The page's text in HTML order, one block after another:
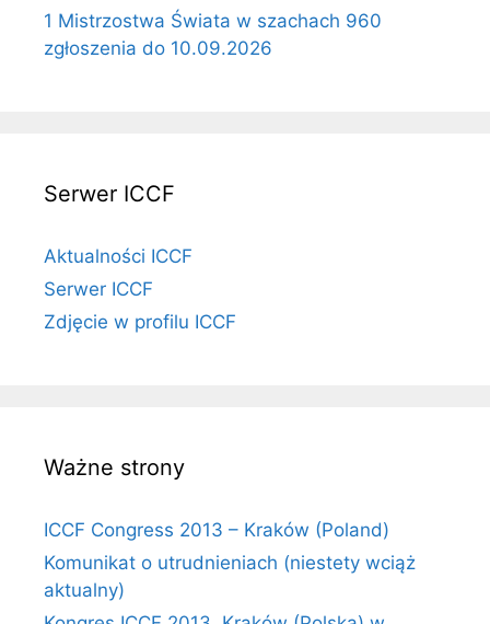
1 Mistrzostwa Świata w szachach 960
zgłoszenia do 10.09.2026
Serwer ICCF
Aktualności ICCF
Serwer ICCF
Zdjęcie w profilu ICCF
Ważne strony
ICCF Congress 2013 – Kraków (Poland)
Komunikat o utrudnieniach (niestety wciąż
aktualny)